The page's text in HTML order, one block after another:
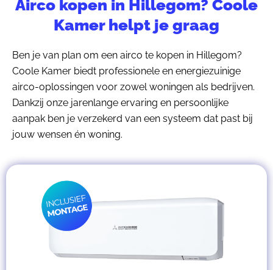
Airco kopen in Hillegom? Coole
Kamer helpt je graag
Ben je van plan om een airco te kopen in Hillegom?
Coole Kamer biedt professionele en energiezuinige
airco-oplossingen voor zowel woningen als bedrijven.
Dankzij onze jarenlange ervaring en persoonlijke
aanpak ben je verzekerd van een systeem dat past bij
jouw wensen én woning.